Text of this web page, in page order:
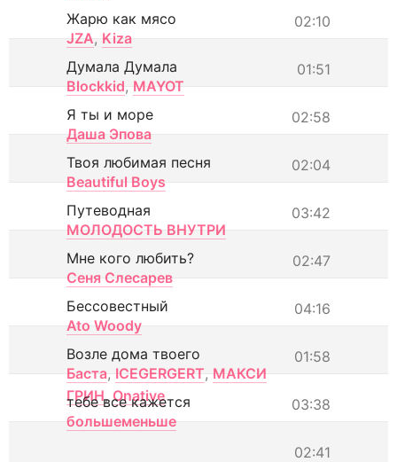
02:10
Жарю как мясо
JZA, Kiza
01:51
Думала Думала
Blockkid, MAYOT
02:58
Я ты и море
Даша Эпова
02:04
Твоя любимая песня
Beautiful Boys
03:42
Путеводная
МОЛОДОСТЬ ВНУТРИ
02:47
Мне кого любить?
Сеня Слесарев
04:16
Бессовестный
Ato Woody
01:58
Возле дома твоего
Баста, ICEGERGERT, МАКСИ
ГРИН, Onative 03:38
тебе все кажется
большеменьше
02:41